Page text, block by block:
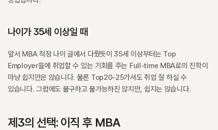
나이가 35세 이상일 때
앞서 MBA 적정 나이 글에서 다뤘듯이 35세 이상부터는 Top
Employer들에 취업할 수 있는 기회를 주는 Full-time MBA로의 진학이
마냥 쉽지만은 않습니다. 물론 Top20-25가셔도 취업 잘 하실 수
있습니다. 그럼에도 불구하고 불가능하진 않지만, 쉽지는 않습니다.
제3의 선택: 이직 후 MBA